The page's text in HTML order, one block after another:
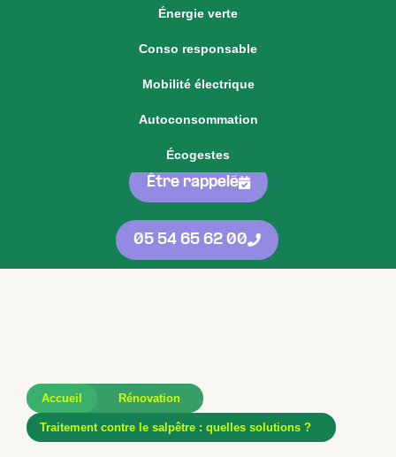
Énergie verte
Conso responsable
Mobilité électrique
Autoconsommation
Écogestes
Voir notre offre d'énergie fixe
05 54 65 62 00
Être rappelé
05 54 65 62 00
Accueil Rénovation
Traitement contre le salpêtre : quelles solutions ?